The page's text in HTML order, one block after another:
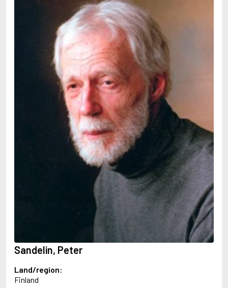
Abdel-Fattah, Randa
Abdolah, Kader
Abedi, Isabel
Abgarjan, Narine
Abish, Walter
Aboulela, Leila
Abrahams, Peter (f. 1919)
Abrahams, Peter (f. 1947)
Abrahamson, Emmy
Abu-Jaber, Diana
Adamov, Arthur
Adams, Douglas
Adams, Jane
Adams, Richard
Sandelin, Peter
Land/region:
Finland